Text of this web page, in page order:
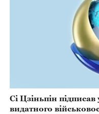
Сі Цзіньпін
видатного